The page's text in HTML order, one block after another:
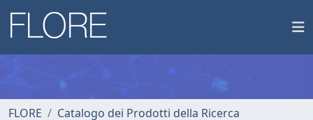
FLORE
Catalogo dei Prodotti della Ricerca